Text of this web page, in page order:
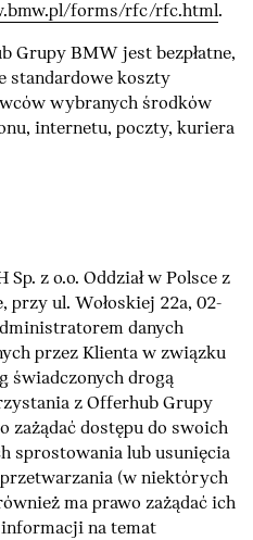
forms/rfc/rfc.html.
Grupy BMW jest bezpłatne,
standardowe koszty
wybranych środków
internetu, poczty, kuriera
z o.o. Oddział w Polsce z
przy ul. Wołoskiej 22a, 02-
danych
przez Klienta w związku
świadczonych drogą
z Offerhub Grupy
zażądać dostępu do swoich
sprostowania lub usunięcia
(w niektórych
ma prawo zażądać ich
na temat